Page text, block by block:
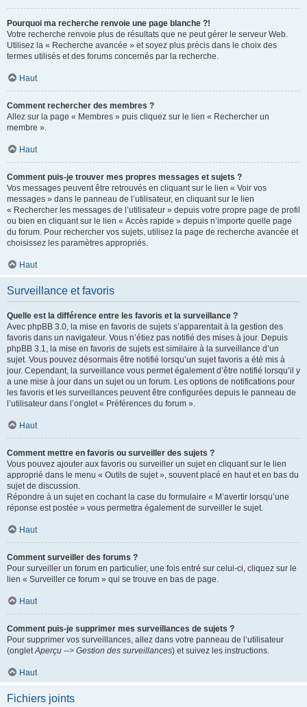
Pourquoi ma recherche renvoie une page blanche ?!
Votre recherche renvoie plus de résultats que ne peut gérer le serveur Web.
Utilisez la « Recherche avancée » et soyez plus précis dans le choix des
termes utilisés et des forums concernés par la recherche.
Haut
Comment rechercher des membres ?
Allez sur la page « Membres » puis cliquez sur le lien « Rechercher un
membre ».
Haut
Comment puis-je trouver mes propres messages et sujets ?
Vos messages peuvent être retrouvés en cliquant sur le lien « Voir vos
messages » dans le panneau de l’utilisateur, en cliquant sur le lien
« Rechercher les messages de l’utilisateur » depuis votre propre page de profil
ou bien en cliquant sur le lien « Accès rapide » depuis n’importe quelle page
du forum. Pour rechercher vos sujets, utilisez la page de recherche avancée et
choisissez les paramètres appropriés.
Haut
Surveillance et favoris
Quelle est la différence entre les favoris et la surveillance ?
Avec phpBB 3.0, la mise en favoris de sujets s’apparentait à la gestion des
favoris dans un navigateur. Vous n’étiez pas notifié des mises à jour. Depuis
phpBB 3.1, la mise en favoris de sujets est similaire à la surveillance d’un
sujet. Vous pouvez désormais être notifié lorsqu’un sujet favoris a été mis à
jour. Cependant, la surveillance vous permet également d’être notifié lorsqu’il y
a une mise à jour dans un sujet ou un forum. Les options de notifications pour
les favoris et les surveillances peuvent être configurées depuis le panneau de
l’utilisateur dans l’onglet « Préférences du forum ».
Haut
Comment mettre en favoris ou surveiller des sujets ?
Vous pouvez ajouter aux favoris ou surveiller un sujet en cliquant sur le lien
approprié dans le menu « Outils de sujet », souvent placé en haut et en bas du
sujet de discussion.
Répondre à un sujet en cochant la case du formulaire « M’avertir lorsqu’une
réponse est postée » vous permettra également de surveiller le sujet.
Haut
Comment surveiller des forums ?
Pour surveiller un forum en particulier, une fois entré sur celui-ci, cliquez sur le
lien « Surveiller ce forum » qui se trouve en bas de page.
Haut
Comment puis-je supprimer mes surveillances de sujets ?
Pour supprimer vos surveillances, allez dans votre panneau de l’utilisateur
(ongletAperçu --> Gestion des surveillances) et suivez les instructions.
Haut
Fichiers joints